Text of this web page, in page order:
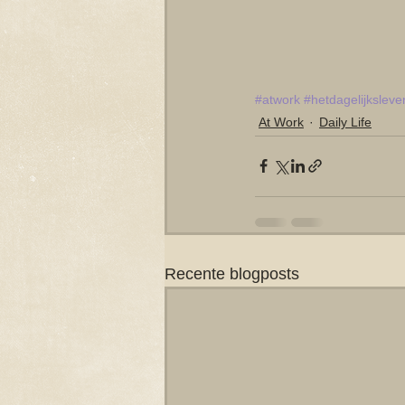
#atwork
At Work
Daily Life
Recente blogposts